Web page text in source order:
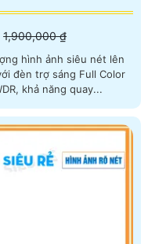
1,900,000 ₫
hình ảnh siêu nét lên
đèn trợ sáng Full Color
khả năng quay...